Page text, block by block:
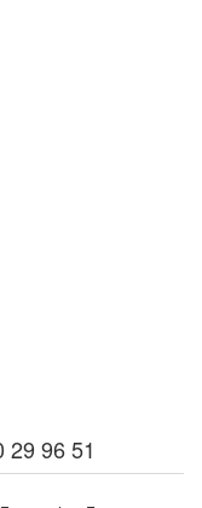
29 96 51